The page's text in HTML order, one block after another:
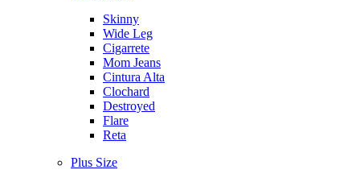
Skinny
Wide Leg
Cigarrete
Mom Jeans
Cintura Alta
Clochard
Destroyed
Flare
Reta
Plus Size